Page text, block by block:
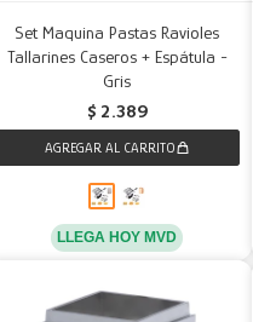
Set Maquina Pastas Ravioles
Tallarines Caseros + Espátula -
Gris
$ 2.389
LLEGA HOY MVD